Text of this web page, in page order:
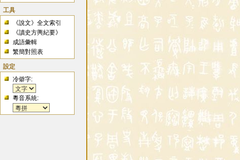
工具
《說文》全文索引
《讀史方輿紀要》
成語彙輯
繁簡對照表
設定
冷僻字:
粵音系統: